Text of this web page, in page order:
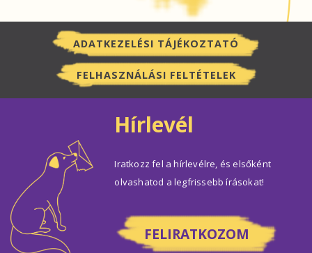
ADATKEZELÉSI TÁJÉKOZTATÓ
FELHASZNÁLÁSI FELTÉTELEK
Hírlevél
Iratkozz fel a hírlevélre, és elsőként
olvashatod a legfrissebb írásokat!
FELIRATKOZOM